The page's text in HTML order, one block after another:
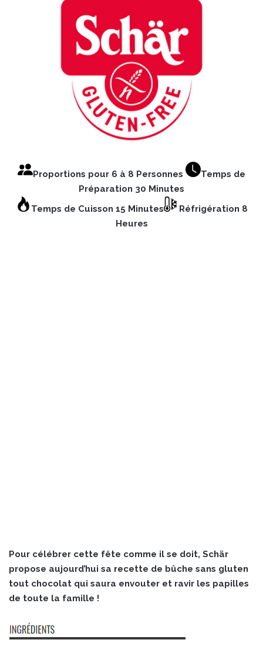
Proportions pour 6 à 8 Personnes
Temps de
Préparation 30 Minutes
Temps de Cuisson 15 Minutes
Réfrigération 8
Heures
Pour célébrer cette fête comme il se doit, Schär
propose aujourd’hui sa recette de bûche sans gluten
tout chocolat qui saura envouter et ravir les papilles
de toute la famille !